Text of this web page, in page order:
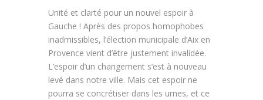
Unité et clarté pour un nouvel espoir à
Gauche ! Après des propos homophobes
inadmissibles, l’élection municipale d’Aix en
Provence vient d’être justement invalidée.
L’espoir d’un changement s’est à nouveau
levé dans notre ville. Mais cet espoir ne
pourra se concrétiser dans les urnes, et ce